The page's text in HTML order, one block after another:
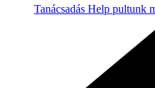
Tanácsadás Help pultunk